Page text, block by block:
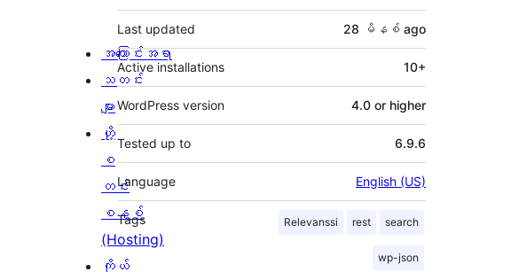
Last updated 28 မိနစ် ago
Active installations 10+
WordPress version 4.0 or higher
Tested up to 6.9.6
Language English (US)
Tags Relevanssi rest search
wp-json
အကြောင်းအရာ
သတင်း
များ
ဟို့
စ
တင်း
စနစ်
(Hosting)
ကိုယ်